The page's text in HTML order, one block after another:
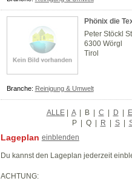
Phönix die
Peter Stöckl
6300 Wörgl
Tirol
Branche: Reinigung & Umwelt
ALLE| A | B | C | D | E
P| Q | R | S |
Lageplan einblenden
Du kannst den Lageplan jederzeit
ACHTUNG: